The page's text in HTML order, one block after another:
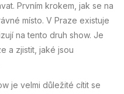
Prvním krokem, jak se na
místo. V Praze existuje
na tento druh show. Je
a zjistit, jaké jsou
je velmi důležité cítit se